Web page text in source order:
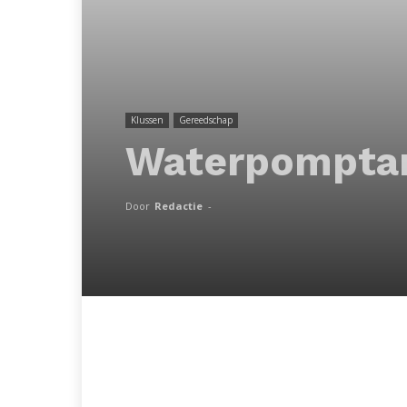
Klussen Gereedschap
Door Redactie -